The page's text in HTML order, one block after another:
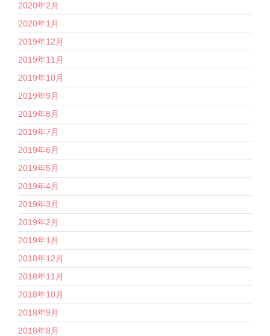
2020年2月
2020年1月
2019年12月
2019年11月
2019年10月
2019年9月
2019年8月
2019年7月
2019年6月
2019年5月
2019年4月
2019年3月
2019年2月
2019年1月
2018年12月
2018年11月
2018年10月
2018年9月
2018年8月